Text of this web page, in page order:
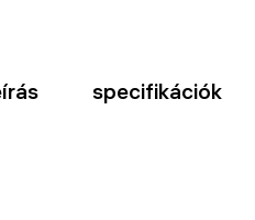
specifikációk